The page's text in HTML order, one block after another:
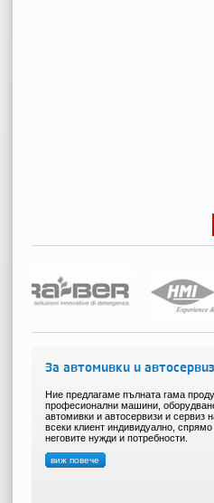
За автомивки и
Ние предлагаме пълната гама
професионални машини,
автомивки и автосервизи и сервиз
всеки клиент индивидуално, спрямо
неговите нужди и потребности.
виж повече